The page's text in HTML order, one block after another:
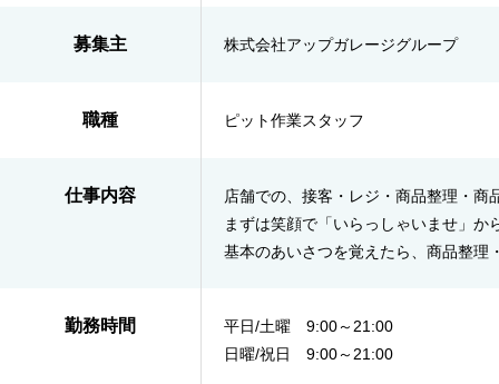
募集主 株式会社アップガレージグループ
職種 ピット作業スタッフ
仕事内容
店舗での、接客・レジ・商品整理・商
まずは笑顔で「いらっしゃいませ」か
基本のあいさつを覚えたら、商品整理
勤務時間
平日/土曜 9:00～21:00
日曜/祝日 9:00～21:00